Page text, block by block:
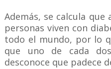
Además, se calcula que
personas viven con
todo el mundo, por lo
que uno de cada
desconoce que padece